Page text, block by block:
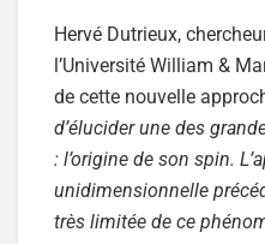
Hervé Dutrieux,
l’Université William &
de cette nouvelle
d’élucider une des
: l’origine de son spin.
unidimensionnelle
très limitée de ce